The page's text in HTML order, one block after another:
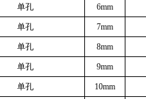
单孔 6mm
单孔 7mm
单孔 8mm
单孔 9mm
单孔 10mm